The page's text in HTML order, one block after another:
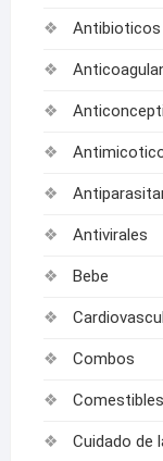
Antibioticos
Antivirales
Bebe
Combos
Comestibles
Cuidado de